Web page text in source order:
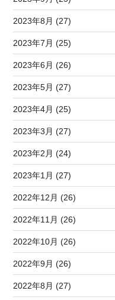
2023年8月 (27)
2023年7月 (25)
2023年6月 (26)
2023年5月 (27)
2023年4月 (25)
2023年3月 (27)
2023年2月 (24)
2023年1月 (27)
2022年12月 (26)
2022年11月 (26)
2022年10月 (26)
2022年9月 (26)
2022年8月 (27)